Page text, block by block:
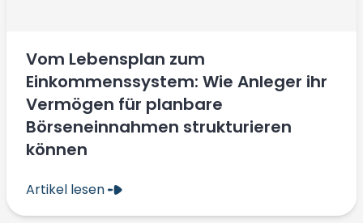
Vom Lebensplan zum
Einkommenssystem: Wie Anleger ihr
Vermögen für planbare
Börseneinnahmen strukturieren
können
Artikel lesen